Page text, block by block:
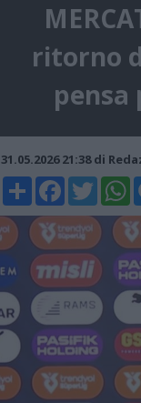
ritorno
pensa
31.05.2026 21:38 di
ShareFacebookTwitter